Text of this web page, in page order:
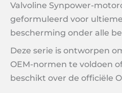
Valvoline Synpower-
geformuleerd voor
bescherming onder alle
Deze serie is ontworpen
OEM-normen te voldoen
beschikt over de officiële